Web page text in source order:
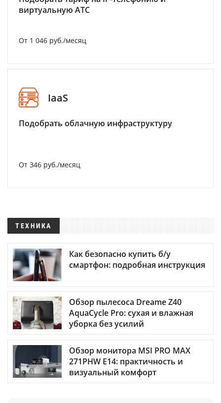
виртуальную АТС
От 1 046 руб./месяц
IaaS
Подобрать облачную инфраструктуру
От 346 руб./месяц
ТЕХНИКА
Как безопасно купить б/у
смартфон: подробная инструкция
Обзор пылесоса Dreame Z40
AquaCycle Pro: сухая и влажная
уборка без усилий
Обзор монитора MSI PRO MAX
271PHW E14: практичность и
визуальный комфорт